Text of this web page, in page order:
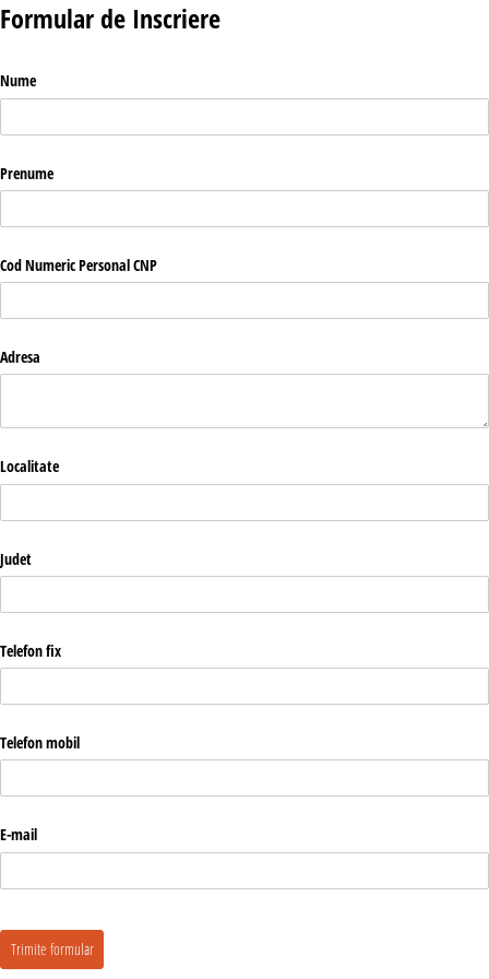
Formular de Inscriere
Nume
Prenume
Cod Numeric Personal CNP
Adresa
Localitate
Judet
Telefon fix
Telefon mobil
E-mail
Trimite formular